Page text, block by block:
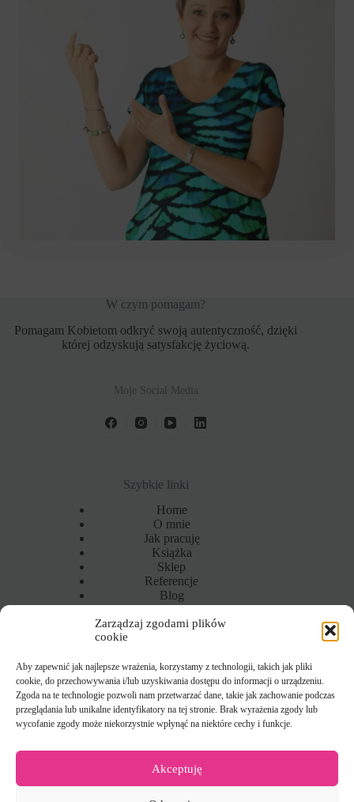
Zarządzaj zgodami plików
cookie
Aby zapewnić jak najlepsze wrażenia, korzystamy z technologii, takich jak pliki
cookie, do przechowywania i/lub uzyskiwania dostępu do informacji o urządzeniu.
Zgoda na te technologie pozwoli nam przetwarzać dane, takie jak zachowanie podczas
przeglądania lub unikalne identyfikatory na tej stronie. Brak wyrażenia zgody lub
wycofanie zgody może niekorzystnie wpłynąć na niektóre cechy i funkcje.
Akceptuję
W czym pomagam?
Pomagam Kobietom odkryć swoją autentyczność, dzięki
której odzyskują satysfakcję życiową.
Moje Social Media
Szybkie linki
Home
O mnie
Jak pracuję
Książka
Sklep
Referencje
Blog
Wiecej
Regulamin
Kontakt